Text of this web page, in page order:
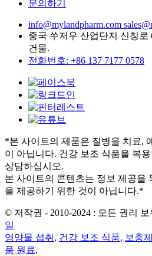
문의하기
info@mylandpharm.com
중국 쑤저우 산업단지 신칭로
건물.
전화번호: +86 137 7177 0578
*본 사이트의 제품은 질병을 치료,
이 아닙니다. 건강 보조 식품을 복
상담하십시오.
본 사이트의 콘텐츠는 정보 제공을
을 제공하기 위한 것이 아닙니다.*
© 저작권 - 2010-2024 : 모든 권리 보
일
영양물 섭취 , 건강 보조 식품, 보충제
품 원료,